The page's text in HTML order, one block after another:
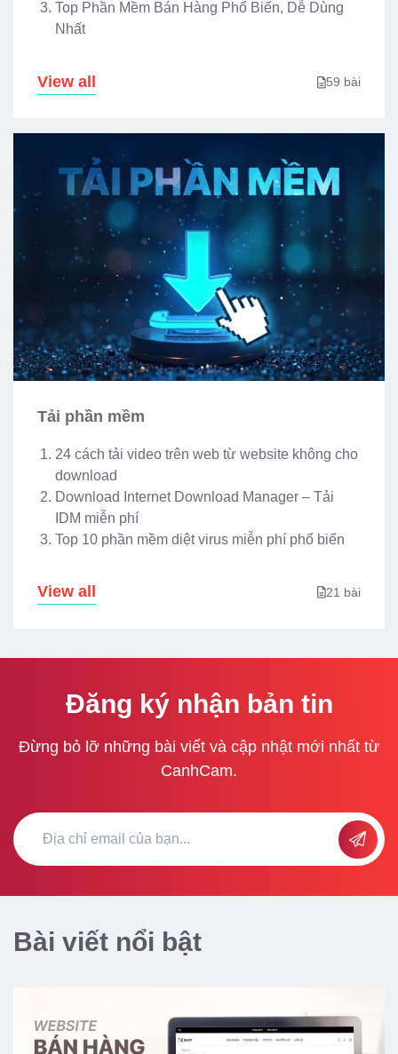
Top Phần Mềm Bán Hàng Phổ Biến, Dễ Dùng
Nhất
View all 59 bài
Tải phần mềm
24 cách tải video trên web từ website không cho
download
Download Internet Download Manager – Tải
IDM miễn phí
Top 10 phần mềm diệt virus miễn phí phổ biến
View all 21 bài
Đăng ký nhận bản tin
Đừng bỏ lỡ những bài viết và cập nhật mới nhất từ
CanhCam.
Bài viết nổi bật